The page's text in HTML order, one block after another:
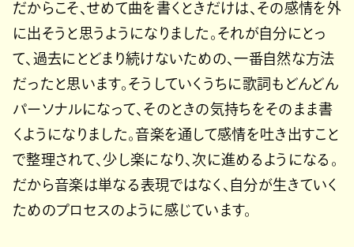
だからこそ、せめて曲を書くときだけは、その感情を外
に出そうと思うようになりました。それが自分にとっ
て、過去にとどまり続けないための、一番自然な方法
だったと思います。そうしていくうちに歌詞もどんどん
パーソナルになって、そのときの気持ちをそのまま書
くようになりました。音楽を通して感情を吐き出すこと
で整理されて、少し楽になり、次に進めるようになる。
だから音楽は単なる表現ではなく、自分が生きていく
ためのプロセスのように感じています。